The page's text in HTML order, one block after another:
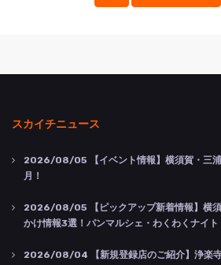
スカイチニュース
2026/08/05 【イベント情報】横須賀・三
月！
2026/08/05 【ピックアップ新着情報】横
かけ情報3選！パンマルシェ・わくわくナイ
2026/08/04 【新規登録店のご紹介】浄楽